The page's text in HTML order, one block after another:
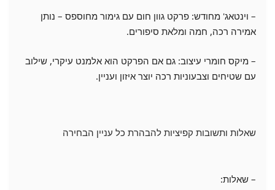
– וינטאג' מחודש: פרקט גוון חום עם גימור מחוספס – נותן
אמירה רכה, חמה ומלאת סיפורים.
– מיקס חומרי עיצוב: גם אם הפרקט הוא אלמנט עיקרי, שילוב
עם שטיחים וצבעוניות רכה יוצר איזון ועניין.
שאלות ותשובות קפיציות להבהרת כל עניין הבחירה
– שאלות: